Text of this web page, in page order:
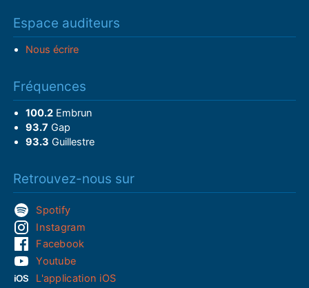
Espace auditeurs
Nous écrire
Fréquences
100.2Embrun
93.7 Gap
93.3 Guillestre
Retrouvez-nous sur
Spotify
Instagram
Facebook
Youtube
L'application iOS